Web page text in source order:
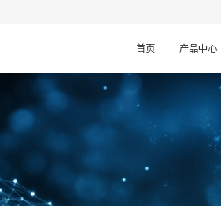
首页 产品中心